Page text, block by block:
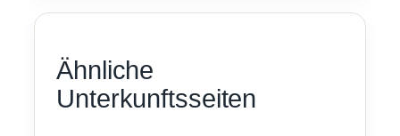
Ähnliche
Unterkunftsseiten